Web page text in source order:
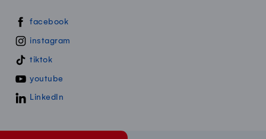
Swissmillk auf Social Media
facebook
instagram
tiktok
youtube
LinkedIn